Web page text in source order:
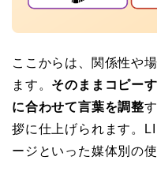
ここからは、関係性や
ます。 そのままコピー
に合わせて言葉を調整
拶に仕上げられます。
ージといった媒体別の